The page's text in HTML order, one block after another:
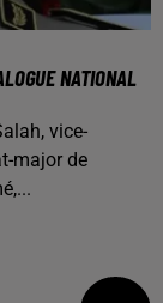
NATIONAL
vice-
major de